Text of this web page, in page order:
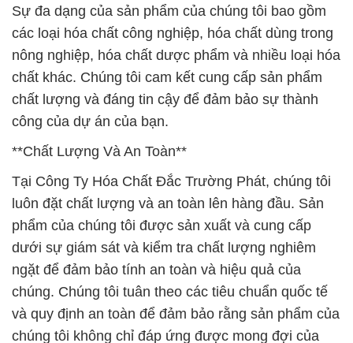
Sự đa dạng của sản phẩm của chúng tôi bao gồm
các loại hóa chất công nghiệp, hóa chất dùng trong
nông nghiệp, hóa chất dược phẩm và nhiều loại hóa
chất khác. Chúng tôi cam kết cung cấp sản phẩm
chất lượng và đáng tin cậy để đảm bảo sự thành
công của dự án của bạn.
**Chất Lượng Và An Toàn**
Tại Công Ty Hóa Chất Đắc Trường Phát, chúng tôi
luôn đặt chất lượng và an toàn lên hàng đầu. Sản
phẩm của chúng tôi được sản xuất và cung cấp
dưới sự giám sát và kiểm tra chất lượng nghiêm
ngặt để đảm bảo tính an toàn và hiệu quả của
chúng. Chúng tôi tuân theo các tiêu chuẩn quốc tế
và quy định an toàn để đảm bảo rằng sản phẩm của
chúng tôi không chỉ đáp ứng được mong đợi của